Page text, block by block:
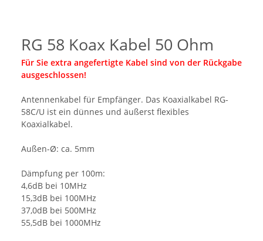
RG 58 Koax Kabel 50 Ohm
Für Sie extra angefertigte Kabel sind von der Rückgabe
ausgeschlossen!
Antennenkabel für Empfänger. Das Koaxialkabel RG-
58C/U ist ein dünnes und äußerst flexibles
Koaxialkabel.
Außen-Ø: ca. 5mm
Dämpfung per 100m:
4,6dB bei 10MHz
15,3dB bei 100MHz
37,0dB bei 500MHz
55,5dB bei 1000MHz